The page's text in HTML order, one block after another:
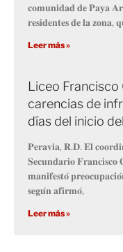
𝐜𝐨𝐦𝐮𝐧𝐢𝐝𝐚𝐝 𝐝𝐞 𝐏𝐚𝐲𝐚
𝐫𝐞𝐬𝐢𝐝𝐞𝐧𝐭𝐞𝐬 𝐝𝐞 𝐥𝐚 𝐳𝐨𝐧𝐚,
Leer más »
Liceo Francisco
carencias de
días del inicio
𝐏𝐞𝐫𝐚𝐯𝐢𝐚, 𝐑.𝐃. 𝐄𝐥
𝐒𝐞𝐜𝐮𝐧𝐝𝐚𝐫𝐢𝐨 𝐅𝐫𝐚𝐧𝐜𝐢𝐬𝐜𝐨
𝐦𝐚𝐧𝐢𝐟𝐞𝐬𝐭𝐨́
𝐬𝐞𝐠𝐮́𝐧 𝐚𝐟𝐢𝐫𝐦𝐨́,
Leer más »